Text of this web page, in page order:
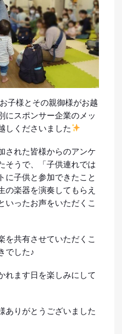
子様とその親御様がお越
にスポンサー企業のメッ
しくださいました
された皆様からのアンケ
そうで、「子供連れでは
に子供と参加できたこと
の楽器を演奏してもらえ
いったお声をいただくこ
を共有させていただくこ
でした♪
れます日を楽しみにして
ありがとうございました